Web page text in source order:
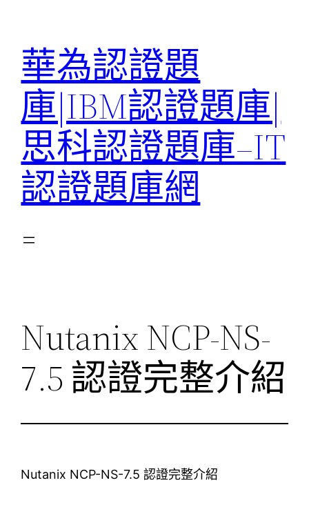
華為認證題
庫|IBM認證題庫|
思科認證題庫–IT
認證題庫網
Nutanix NCP-NS-
7.5 認證完整介紹
Nutanix NCP-NS-7.5 認證完整介紹